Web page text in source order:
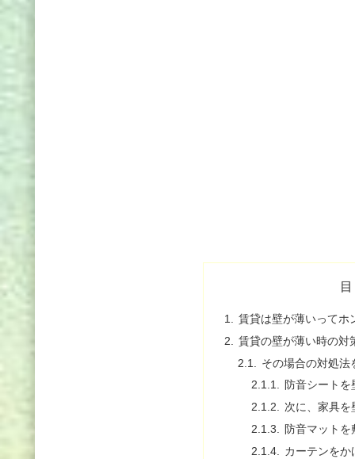
賃貸は壁が薄いってホ
賃貸の壁が薄い時の対
その場合の対処法
防音シート
次に、家具
防音マットを
カーテンをか